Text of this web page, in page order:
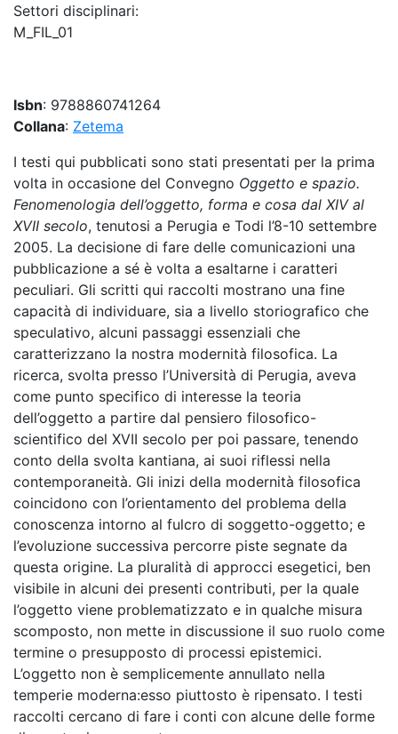
Settori disciplinari:
M_FIL_01
Isbn: 9788860741264
Collana: Zetema
I testi qui pubblicati sono stati presentati per la prima
volta in occasione del Convegno Oggetto e spazio.
Fenomenologia dell’oggetto, forma e cosa dal XIV al
XVII secolo, tenutosi a Perugia e Todi l’8-10 settembre
2005. La decisione di fare delle comunicazioni una
pubblicazione a sé è volta a esaltarne i caratteri
peculiari. Gli scritti qui raccolti mostrano una fine
capacità di individuare, sia a livello storiografico che
speculativo, alcuni passaggi essenziali che
caratterizzano la nostra modernità filosofica. La
ricerca, svolta presso l’Università di Perugia, aveva
come punto specifico di interesse la teoria
dell’oggetto a partire dal pensiero filosofico-
scientifico del XVII secolo per poi passare, tenendo
conto della svolta kantiana, ai suoi riflessi nella
contemporaneità. Gli inizi della modernità filosofica
coincidono con l’orientamento del problema della
conoscenza intorno al fulcro di soggetto-oggetto; e
l’evoluzione successiva percorre piste segnate da
questa origine. La pluralità di approcci esegetici, ben
visibile in alcuni dei presenti contributi, per la quale
l’oggetto viene problematizzato e in qualche misura
scomposto, non mette in discussione il suo ruolo come
termine o presupposto di processi epistemici.
L’oggetto non è semplicemente annullato nella
temperie moderna:esso piuttosto è ripensato. I testi
raccolti cercano di fare i conti con alcune delle forme